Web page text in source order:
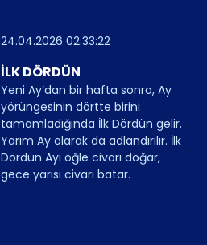
24.04.2026 02:33:22
İLK DÖRDÜN
Yeni Ay’dan bir hafta sonra, Ay
yörüngesinin dörtte birini
tamamladığında İlk Dördün gelir.
Yarım Ay olarak da adlandırılır. İlk
Dördün Ayı öğle civarı doğar,
gece yarısı civarı batar.